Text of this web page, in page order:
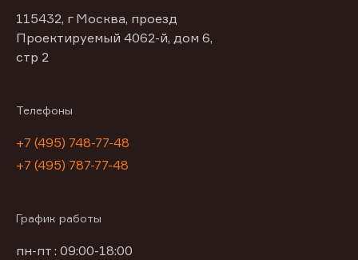
115432, г Москва, проезд
Проектируемый 4062-й, дом 6,
стр 2
Телефоны
+7 (495) 748-77-48
+7 (495) 787-77-48
График работы
пн-пт : 09:00-18:00